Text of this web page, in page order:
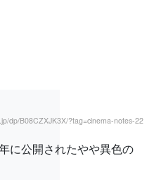
dp/B08CZXJK3X/?tag=cinema-notes-22
に公開されたやや異色の